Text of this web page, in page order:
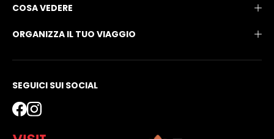
COSA VEDERE
ORGANIZZA IL TUO VIAGGIO
SEGUICI SUI SOCIAL